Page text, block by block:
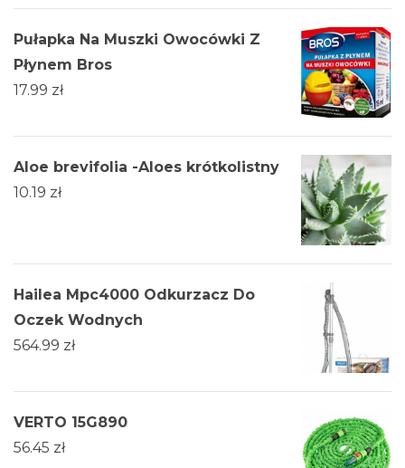
Pułapka Na Muszki Owocówki Z
Płynem Bros
17.99 zł
Aloe brevifolia -Aloes krótkolistny
10.19 zł
Hailea Mpc4000 Odkurzacz Do
Oczek Wodnych
564.99 zł
VERTO 15G890
56.45 zł